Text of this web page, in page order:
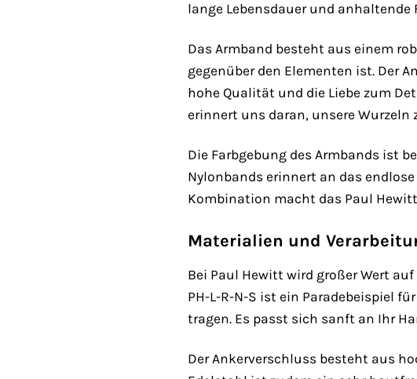
lange Lebensdauer und
Das Armband besteht aus einem
gegenüber den Elementen ist. Der
hohe Qualität und die Liebe zum
erinnert uns daran, unsere Wurzeln
Die Farbgebung des Armbands ist
Nylonbands erinnert an das
Kombination macht das Paul Hewitt
Materialien und
Bei Paul Hewitt wird großer Wert
PH-L-R-N-S ist ein Paradebeispiel
tragen. Es passt sich sanft an Ihr
Der Ankerverschluss besteht aus